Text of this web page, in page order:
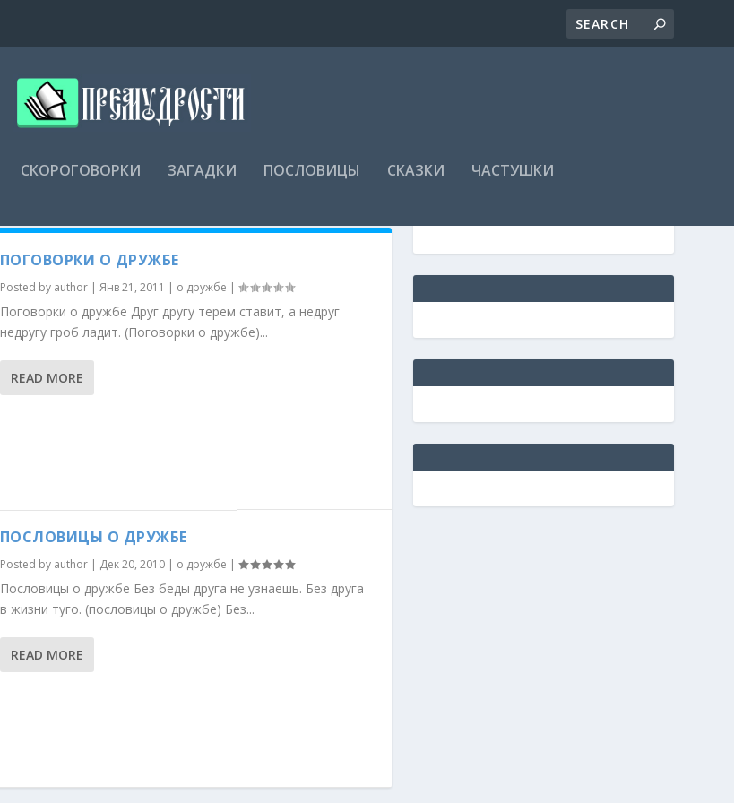
СКОРОГОВОРКИ ЗАГАДКИ ПОСЛОВИЦЫ СКАЗКИ ЧАСТУШКИ
ПОГОВОРКИ О ДРУЖБЕ
Posted by author| Янв 21, 2011 | о дружбе |
Поговорки о дружбе Друг другу терем ставит, а недруг
недругу гроб ладит. (Поговорки о дружбе)...
READ MORE
ПОСЛОВИЦЫ О ДРУЖБЕ
Posted by author| Дек 20, 2010| о дружбе
Пословицы о дружбе Без беды друга не узнаешь. Без друга
в жизни туго. (пословицы о дружбе) Без...
READ MORE